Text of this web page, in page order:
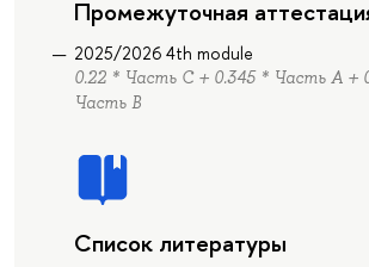
Промежуточная
2025/2026 4th module
0.22 * Часть C + 0.345 * Часть А +
Часть B
Список литературы